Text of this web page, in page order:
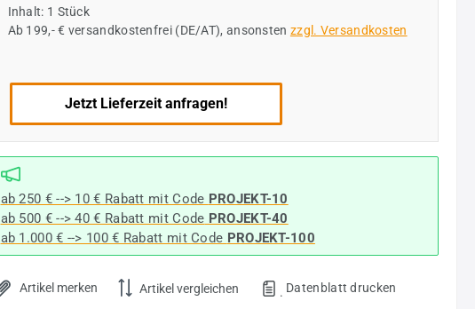
Inhalt: 1 Stück
Ab 199,- € versandkostenfrei (DE/AT), ansonsten zzgl. Versandkosten
Jetzt Lieferzeit anfragen!
ab 250 € --> 10 € Rabatt mit Code PROJEKT-10
ab 500 € --> 40 € Rabatt mit Code PROJEKT-40
ab 1.000 € --> 100 € Rabatt mit Code PROJEKT-100
Artikel merken Artikel vergleichen . Datenblatt drucken